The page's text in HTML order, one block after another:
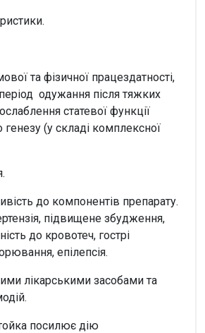
та фізичної працездатності,
період одужання після тяжких
статевої функції
генезу (у складі комплексної
до компонентів препарату.
підвищене збудження,
до кровотеч, гострі
епілепсія.
лікарськими засобами та
посилює дію